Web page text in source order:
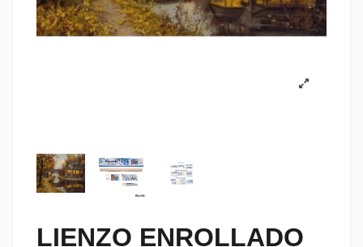
LIENZO ENROLLADO